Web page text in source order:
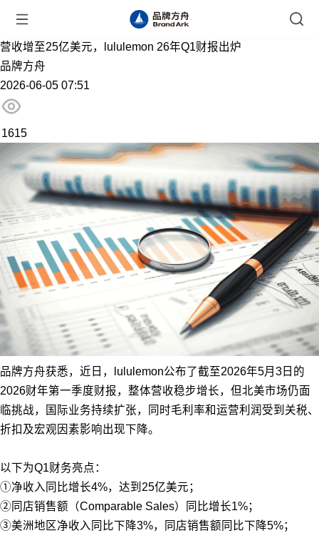
营收增至25亿美元，lululemon 26年Q1财报出炉
品牌方舟
2026-06-05 07:51
1615
品牌方舟获悉，近日，lululemon公布了截至2026年5月3日的
2026财年第一季度财报，整体营收稳步增长，但北美市场仍面
临挑战，国际业务持续扩张，同时毛利率和运营利润受到关税、
折扣及宏观因素影响出现下降。
以下为Q1财务亮点：
①净收入同比增长4%，达到25亿美元；
②同店销售额（Comparable Sales）同比增长1%；
③美洲地区净收入同比下降3%，同店销售额同比下降5%；